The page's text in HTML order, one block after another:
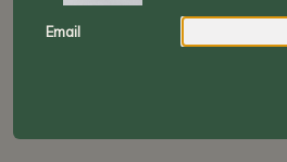
Email